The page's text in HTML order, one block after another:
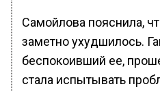
Самойлова пояснила,
заметно ухудшилось.
беспокоивший ее,
стала испытывать